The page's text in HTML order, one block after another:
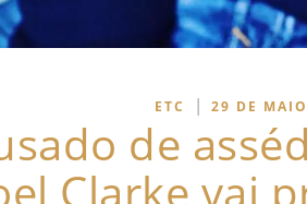
ETC | 29 DE
de
Clarke vai